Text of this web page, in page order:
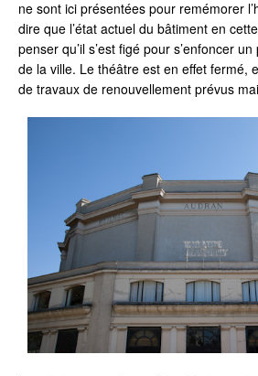
ne sont ici présentées pour remémorer
dire que l’état actuel du bâtiment en
penser qu’il s’est figé pour s’enfoncer
de la ville. Le théâtre est en effet fermé,
de travaux de renouvellement prévus